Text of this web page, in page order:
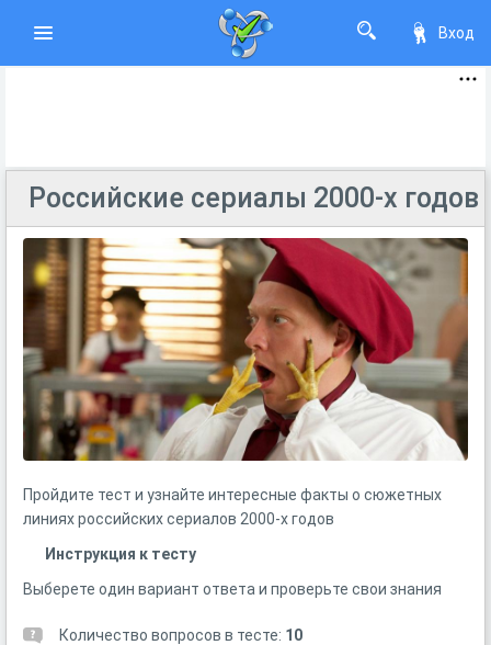
Вход
Российские сериалы 2000-х годов
Пройдите тест и узнайте интересные факты о сюжетных
линиях российских сериалов 2000-х годов
Инструкция к тесту
Выберете один вариант ответа и проверьте свои знания
Количество вопросов в тесте: 10